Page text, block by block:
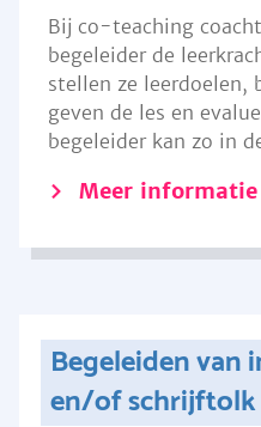
Bij co-teaching
begeleider de
stellen ze leerdoelen,
geven de les en
begeleider kan zo in
Meer informatie
Begeleiden van
en/of schrijftolk